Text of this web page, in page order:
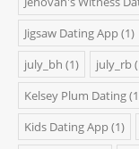
Jigsaw Dating App(1)
july_bh (1) july_rb
Kelsey Plum Dating
Kids Dating App(1)